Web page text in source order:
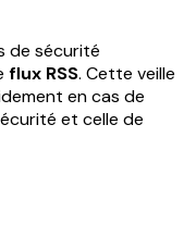
de sécurité
flux RSS. Cette veille
en cas de
et celle de